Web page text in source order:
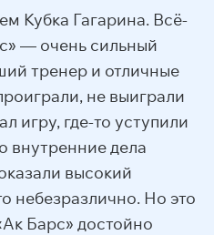
Кубка Гагарина. Всё-
— очень сильный
тренер и отличные
не выиграли
игру, где-то уступили
внутренние дела
высокий
небезразлично. Но это
Барс» достойно